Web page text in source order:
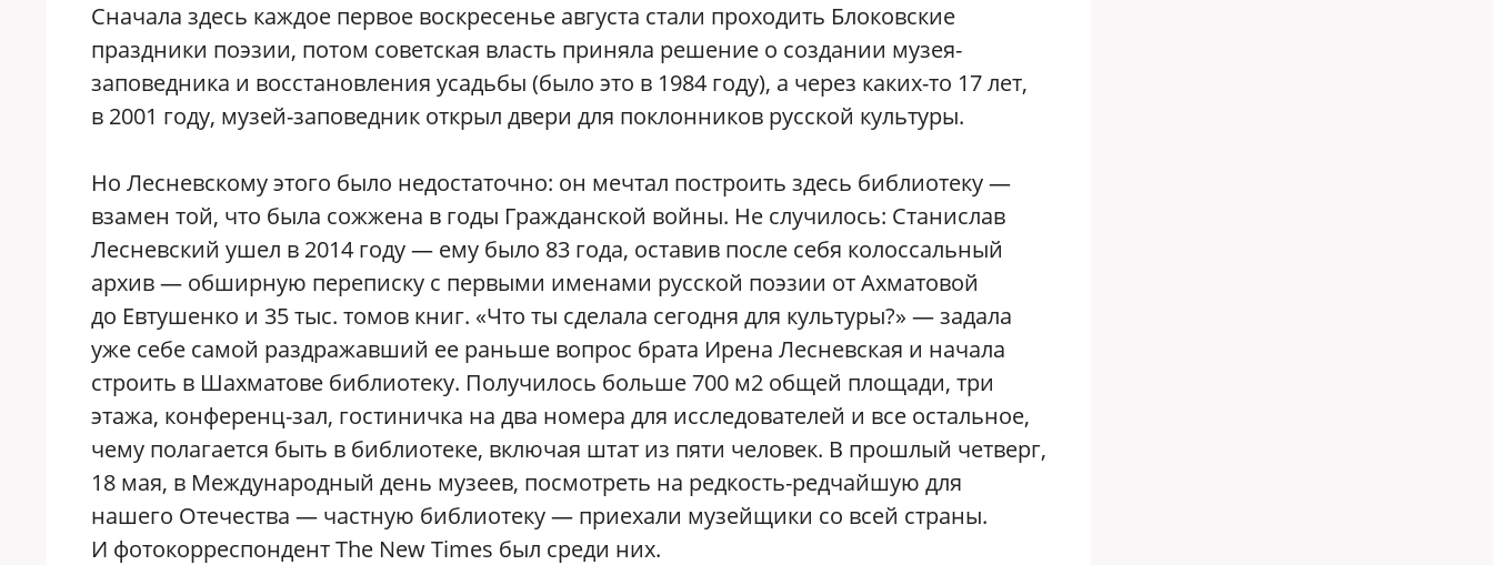
Сначала здесь каждое первое воскресенье августа стали проходить Блоковские
праздники поэзии, потом советская власть приняла решение о создании музея-
заповедника и восстановления усадьбы (было это в 1984 году), а через каких-то 17 лет,
в 2001 году, музей-заповедник открыл двери для поклонников русской культуры.
Но Лесневскому этого было недостаточно: он мечтал построить здесь библиотеку —
взамен той, что была сожжена в годы Гражданской войны. Не случилось: Станислав
Лесневский ушел в 2014 году — ему было 83 года, оставив после себя колоссальный
архив — обширную переписку с первыми именами русской поэзии от Ахматовой
до Евтушенко и 35 тыс. томов книг. «Что ты сделала сегодня для культуры?» — задала
уже себе самой раздражавший ее раньше вопрос брата Ирена Лесневская и начала
строить в Шахматове библиотеку. Получилось больше 700 м2 общей площади, три
этажа, конференц-зал, гостиничка на два номера для исследователей и все остальное,
чему полагается быть в библиотеке, включая штат из пяти человек. В прошлый четверг,
18 мая, в Международный день музеев, посмотреть на редкость-редчайшую для
нашего Отечества — частную библиотеку — приехали музейщики со всей страны.
И фотокорреспондент The New Times был среди них.